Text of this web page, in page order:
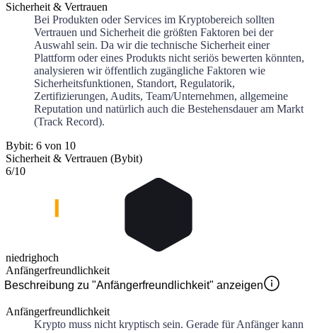
Sicherheit & Vertrauen
Bei Produkten oder Services im Kryptobereich sollten
Vertrauen und Sicherheit die größten Faktoren bei der
Auswahl sein. Da wir die technische Sicherheit einer
Plattform oder eines Produkts nicht seriös bewerten könnten,
analysieren wir öffentlich zugängliche Faktoren wie
Sicherheitsfunktionen, Standort, Regulatorik,
Zertifizierungen, Audits, Team/Unternehmen, allgemeine
Reputation und natürlich auch die Bestehensdauer am Markt
(Track Record).
Bybit: 6 von 10
Sicherheit & Vertrauen (Bybit)
6/10
niedrighoch
Anfängerfreundlichkeit
Beschreibung zu "Anfängerfreundlichkeit" anzeigen
Anfängerfreundlichkeit
Krypto muss nicht kryptisch sein. Gerade für Anfänger kann